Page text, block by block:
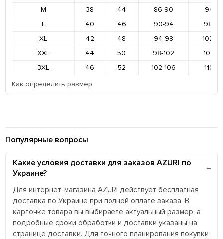
M
38 44 86-90
94-
L
40 46 90-94
98-
XL
42 48 94-98
102-
XXL
44 50 98-102
106-
3XL
46 52 102-106
110-
Как определить размер
Популярные вопросы
Какие условия доставки для заказов AZURI по
Украине?
Для интернет-магазина AZURI действует бесплатная
доставка по Украине при полной оплате заказа. В
карточке товара вы выбираете актуальный размер, а
подробные сроки обработки и доставки указаны на
странице доставки. Для точного планирования покупки